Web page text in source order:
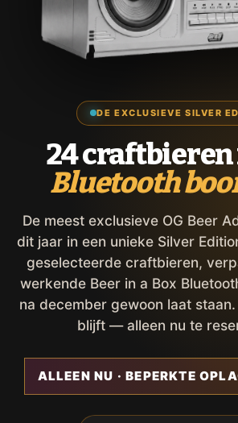
DE EXCLUSIEVE SILVER
24 craftbieren
Bluetooth
De meest exclusieve OG Beer
dit jaar in een unieke Silver
geselecteerde craftbieren,
werkende Beer in a Box
na december gewoon laat
blijft — alleen nu te
ALLEEN NU · BEPERKTE